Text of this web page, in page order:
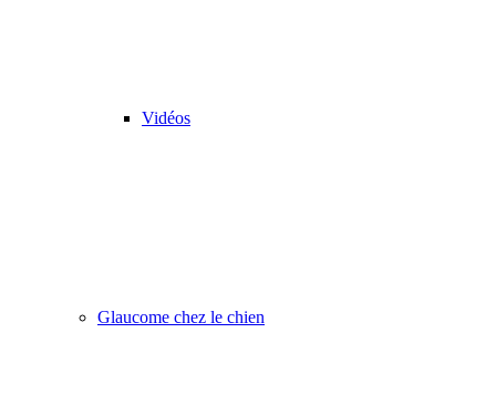
Vidéos
Glaucome chez le chien